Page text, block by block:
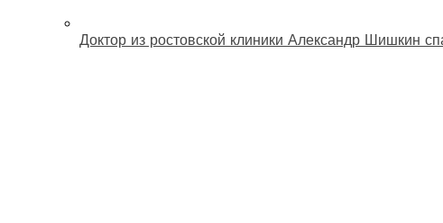
Доктор из ростовской клиники Александр Шишкин